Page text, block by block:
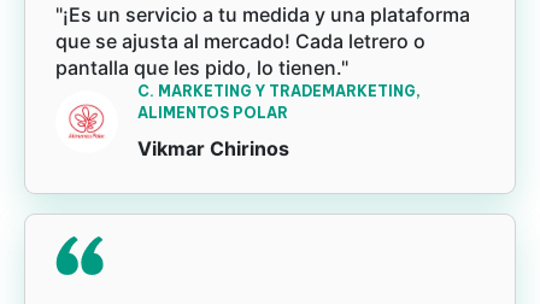
"¡Es un servicio a tu medida y una plataforma
que se ajusta al mercado! Cada letrero o
pantalla que les pido, lo tienen."
C. MARKETING Y TRADEMARKETING,
ALIMENTOS POLAR
Vikmar Chirinos